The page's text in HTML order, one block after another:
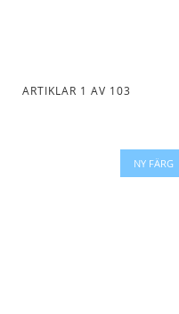
ARTIKLAR 1 AV 103
NY FÄRG